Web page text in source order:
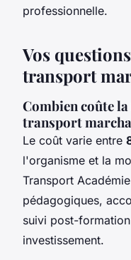
professionnelle.
Vos
transport
Combien coûte
transport
Le coût varie entre
l'organisme et la
Transport
pédagogiques,
suivi post-
investissement.